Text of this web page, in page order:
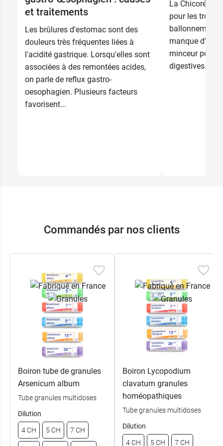
et traitements
Les brûlures d'estomac sont des
douleurs très fréquentes liées à
l'acidité gastrique. Lorsqu'elles sont
associées à des remontées acides,
on parle de reflux gastro-
oesophagien. Plusieurs facteurs
favorisent...
La Chicorée
pour les
manque
minceur pour
digestives.
Commandés par nos clients
Boiron tube de granules
Arsenicum album
Tube granules multidoses
Dilution
4 CH 5 CH 7 CH
Boiron Lycopodium
clavatum granules
homéopathiques
Tube granules multidoses
Dilution
4 CH 5 CH 7 CH